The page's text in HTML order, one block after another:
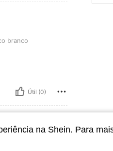
branco
Útil (0)
na Shein. Para